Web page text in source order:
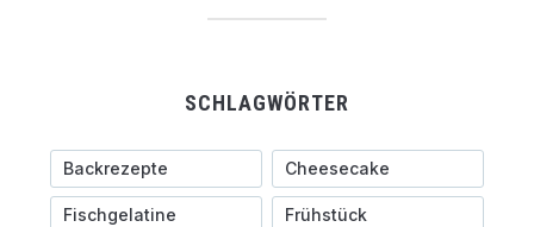
SCHLAGWÖRTER
Backrezepte Cheesecake
Fischgelatine Frühstück